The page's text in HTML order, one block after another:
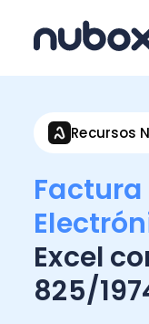
Recursos
Factura
Excel
825/